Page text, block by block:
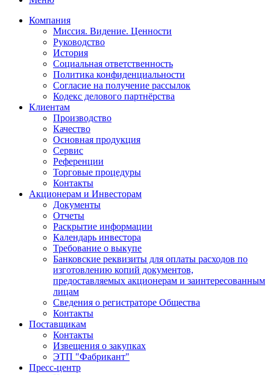
Компания
Миссия. Видение. Ценности
Руководство
История
Социальная ответственность
Политика конфиденциальности
Согласие на получение рассылок
Кодекс делового партнёрства
Клиентам
Производство
Качество
Основная продукция
Сервис
Референции
Торговые процедуры
Контакты
Акционерам и Инвесторам
Документы
Отчеты
Раскрытие информации
Календарь инвестора
Требование о выкупе
Банковские реквизиты для оплаты расходов по
изготовлению копий документов,
предоставляемых акционерам и заинтересованным
лицам
Сведения о регистраторе Общества
Контакты
Поставщикам
Контакты
Извещения о закупках
ЭТП "Фабрикант"
Пресс-центр